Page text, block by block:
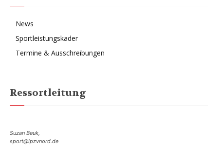
News
Sportleistungskader
Termine & Ausschreibungen
Ressortleitung
Suzan Beuk,
sport@ipzvnord.de